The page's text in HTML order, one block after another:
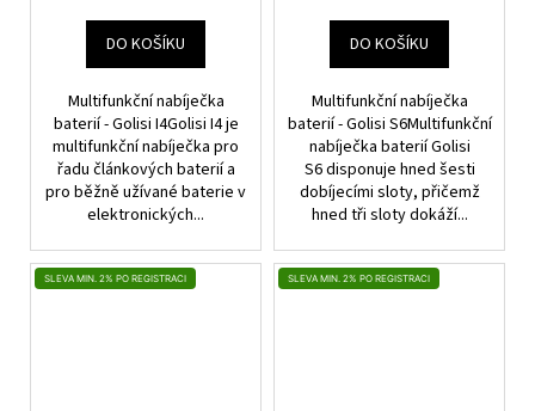
DO KOŠÍKU
Multifunkční nabíječka
baterií - Golisi I4Golisi I4 je
multifunkční nabíječka pro
řadu článkových baterií a
pro běžně užívané baterie v
elektronických...
DO KOŠÍKU
Multifunkční nabíječka
baterií - Golisi S6Multifunkční
nabíječka baterií Golisi
S6 disponuje hned šesti
dobíjecími sloty, přičemž
hned tři sloty dokáží...
SLEVA MIN. 2% PO REGISTRACI SLEVA MIN. 2% PO REGISTRACI